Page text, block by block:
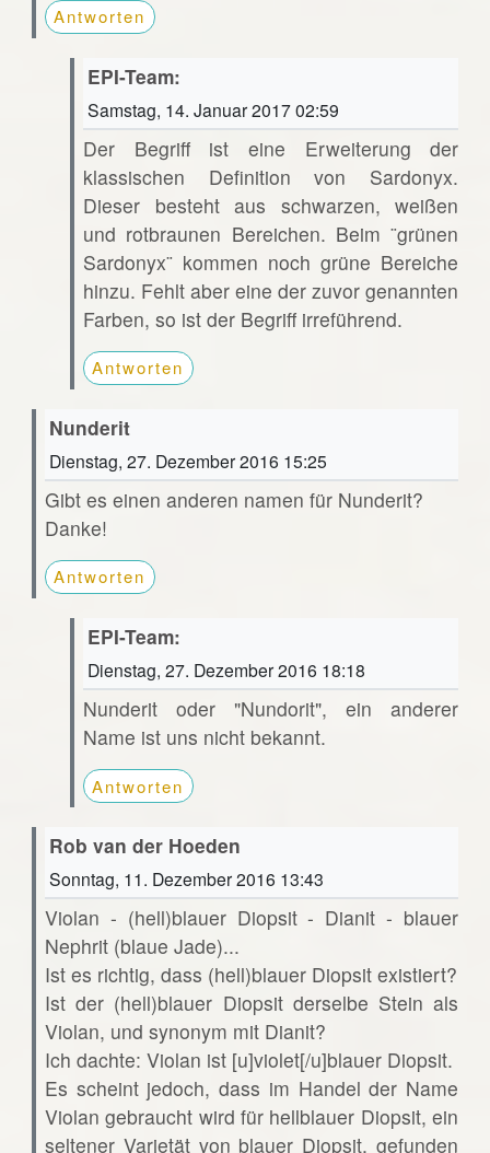
Antworten
EPI-Team:
Samstag, 14. Januar 2017 02:59
Der Begriff ist eine Erweiterung der
klassischen Definition von Sardonyx.
Dieser besteht aus schwarzen, weißen
und rotbraunen Bereichen. Beim ¨grünen
Sardonyx¨ kommen noch grüne Bereiche
hinzu. Fehlt aber eine der zuvor genannten
Farben, so ist der Begriff irreführend.
Antworten
Nunderit
Dienstag, 27. Dezember 2016 15:25
Gibt es einen anderen namen für Nunderit?
Danke!
Antworten
EPI-Team:
Dienstag, 27. Dezember 2016 18:18
Nunderit oder "Nundorit", ein anderer
Name ist uns nicht bekannt.
Antworten
Rob van der Hoeden
Sonntag, 11. Dezember 2016 13:43
Violan - (hell)blauer Diopsit - Dianit - blauer
Nephrit (blaue Jade)...
Ist es richtig, dass (hell)blauer Diopsit existiert?
Ist der (hell)blauer Diopsit derselbe Stein als
Violan, und synonym mit Dianit?
Ich dachte: Violan ist [u]violet[/u]blauer Diopsit.
Es scheint jedoch, dass im Handel der Name
Violan gebraucht wird für hellblauer Diopsit, ein
seltener Varietät von blauer Diopsit, gefunden